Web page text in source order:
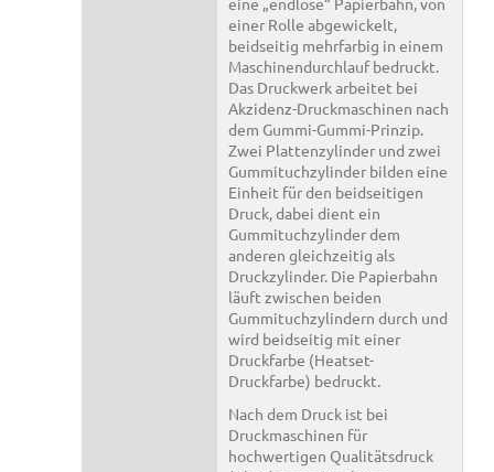
einer Rolle abgewickelt,
beidseitig mehrfarbig in einem
Maschinendurchlauf bedruckt.
Das Druckwerk arbeitet bei
Akzidenz-Druckmaschinen nach
dem Gummi-Gummi-Prinzip.
Zwei Plattenzylinder und zwei
Gummituchzylinder bilden eine
Einheit für den beidseitigen
Druck, dabei dient ein
Gummituchzylinder dem
anderen gleichzeitig als
Druckzylinder. Die Papierbahn
läuft zwischen beiden
Gummituchzylindern durch und
wird beidseitig mit einer
Druckfarbe (Heatset-
Druckfarbe) bedruckt.
Nach dem Druck ist bei
Druckmaschinen für
hochwertigen Qualitätsdruck